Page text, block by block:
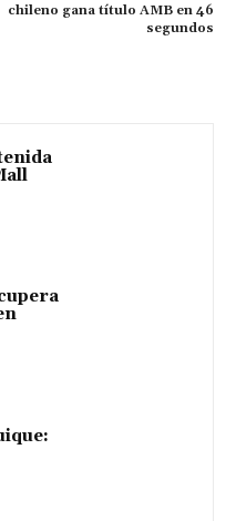
chileno gana título AMB en 46
segundos